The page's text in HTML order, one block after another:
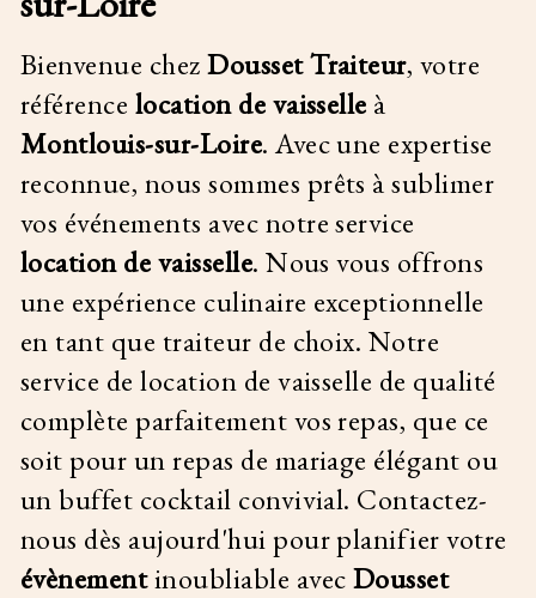
Bienvenue chezDousset Traiteur, votre
référence location de vaisselle à
Montlouis-sur-Loire. Avec une expertise
reconnue, nous sommes prêts à sublimer
vos événements avec notre service
location de vaisselle. Nous vous offrons
une expérience culinaire exceptionnelle
en tant que traiteur de choix. Notre
service de location de vaisselle de qualité
complète parfaitement vos repas, que ce
soit pour un repas de mariage élégant ou
un buffet cocktail convivial. Contactez-
nous dès aujourd'hui pour planifier votre
évènementinoubliable avecDousset